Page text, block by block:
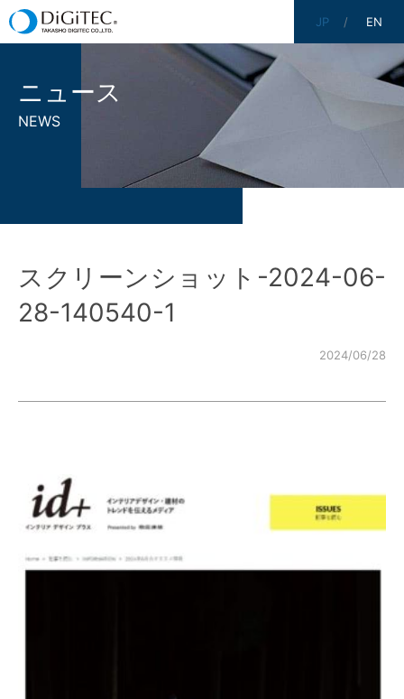
JP EN
ニュース
NEWS
スクリーンショット-2024-06-
28-140540-1
2024/06/28